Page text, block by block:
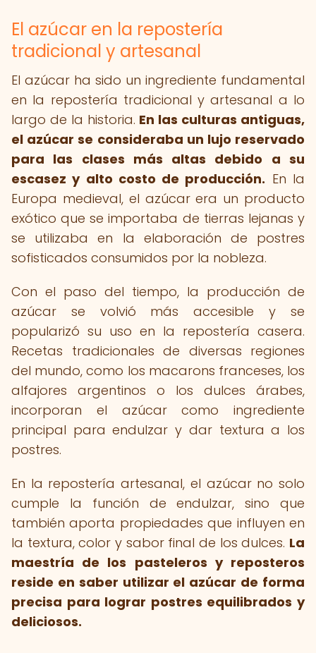
El azúcar en la repostería
tradicional y artesanal
El azúcar ha sido un ingrediente fundamental
en la repostería tradicional y artesanal a lo
largo de la historia. En las culturas antiguas,
el azúcar se consideraba un lujo reservado
para las clases más altas debido a su
escasez y alto costo de producción. En la
Europa medieval, el azúcar era un producto
exótico que se importaba de tierras lejanas y
se utilizaba en la elaboración de postres
sofisticados consumidos por la nobleza.
Con el paso del tiempo, la producción de
azúcar se volvió más accesible y se
popularizó su uso en la repostería casera.
Recetas tradicionales de diversas regiones
del mundo, como los macarons franceses, los
alfajores argentinos o los dulces árabes,
incorporan el azúcar como ingrediente
principal para endulzar y dar textura a los
postres.
En la repostería artesanal, el azúcar no solo
cumple la función de endulzar, sino que
también aporta propiedades que influyen en
la textura, color y sabor final de los dulces. La
maestría de los pasteleros y reposteros
reside en saber utilizar el azúcar de forma
precisa para lograr postres equilibrados y
deliciosos.